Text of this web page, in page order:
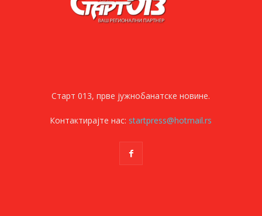
Старт 013, прве јужнобанатске новине.
Контактирајте нас: startpress@hotmail.rs